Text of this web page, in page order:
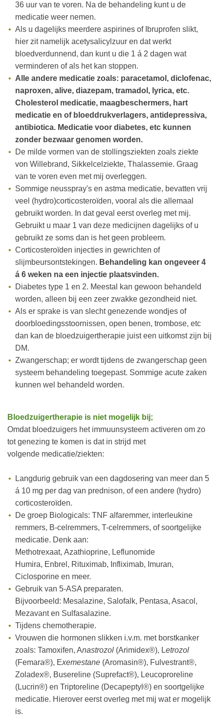
36 uur van te voren. Na de behandeling kunt u de
medicatie weer nemen.
Als u dagelijks meerdere aspirines of Ibruprofen slikt,
hier zit namelijk acetysalicylzuur en dat werkt
bloedverdunnend, dan kunt u die 1 á 2 dagen wat
verminderen of als het kan stoppen.
Alle andere medicatie zoals: paracetamol, diclofenac,
naproxen, alive, diazepam, tramadol, lyrica, etc.
Cholesterol medicatie, maagbeschermers, hart
medicatie en of bloeddrukverlagers, antidepressiva,
antibiotica. Medicatie voor diabetes, etc kunnen
zonder bezwaar genomen worden.
De milde vormen van de stollingsziekten zoals ziekte
von Willebrand, Sikkelcelziekte, Thalassemie. Graag
van te voren even met mij overleggen.
Sommige neusspray's en astma medicatie, bevatten vrij
veel (hydro)corticosteroïden, vooral als die allemaal
gebruikt worden. In dat geval eerst overleg met mij.
Gebruikt u maar 1 van deze medicijnen dagelijks of u
gebruikt ze soms dan is het geen probleem.
Corticosteroïden injecties in gewrichten of
slijmbeursontstekingen. Behandeling kan ongeveer 4
á 6 weken na een injectie plaatsvinden.
Diabetes type 1 en 2. Meestal kan gewoon behandeld
worden, alleen bij een zeer zwakke gezondheid niet.
Als er sprake is van slecht genezende wondjes of
doorbloedingsstoornissen, open benen, trombose, etc
dan kan de bloedzuigertherapie juist een uitkomst zijn bij
DM.
Zwangerschap; er wordt tijdens de zwangerschap geen
systeem behandeling toegepast. Sommige acute zaken
kunnen wel behandeld worden.
Bloedzuigertherapie is niet mogelijk bij;
Omdat bloedzuigers het immuunsysteem activeren om zo
tot genezing te komen is dat in strijd met
volgende medicatie/ziekten:
Langdurig gebruik van een dagdosering van meer dan 5
á 10 mg per dag van prednison, of een andere (hydro)
corticosteroïden.
De groep Biologicals: TNF alfaremmer, interleukine
remmers, B-celremmers, T-celremmers, of soortgelijke
medicatie. Denk aan:
Methotrexaat, Azathioprine, Leflunomide
Humira, Enbrel, Rituximab, Infliximab, Imuran,
Ciclosporine en meer.
Gebruik van 5-ASA preparaten.
Bijvoorbeeld: Mesalazine, Salofalk, Pentasa, Asacol,
Mezavant en Sulfasalazine.
Tijdens chemotherapie.
Vrouwen die hormonen slikken i.v.m. met borstkanker
zoals: Tamoxifen, Anastrozol (Arimidex®), Letrozol
(Femara®), Exemestane (Aromasin®), Fulvestrant®,
Zoladex®, Busereline (Suprefact®), Leucoproreline
(Lucrin®) en Triptoreline (Decapeptyl®) en soortgelijke
medicatie. Hierover eerst overleg met mij wat er mogelijk
is.